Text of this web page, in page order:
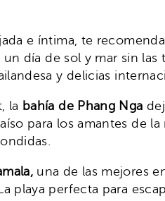
e íntima, te
día de sol y mar sin
y delicias
la bahía de Phang Nga
para los amantes de
una de las mejores
playa perfecta para